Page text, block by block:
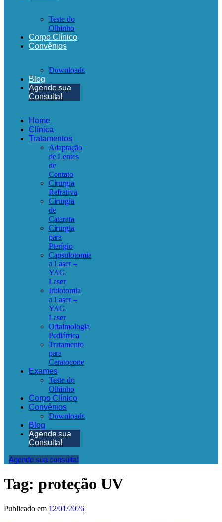
Teste do
Olhinho
Corpo Clínico
Convênios
Downloads
Blog
Agende sua
Consulta!
Home
Clínica
Tratamentos
Adaptação
de Lentes
de
Contato
Cirurgia
Refrativa
Cirurgia
de
Catarata
Cirurgia
para
Pterígio
Capsulotomia
a Laser –
YAG
Laser
Iridotomia
a Laser –
YAG
Laser
Oftalmologia
Pediátrica
Tratamento
para
Ceratocone
Exames
Teste do
Olhinho
Corpo Clínico
Convênios
Downloads
Blog
Agende sua
Consulta!
Agende sua consulta!
Tag: proteção UV
Publicado em 12/01/2026